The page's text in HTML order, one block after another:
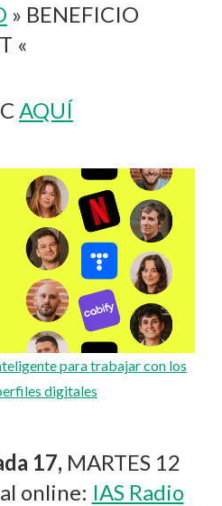
» BENEFICIO
«
AQUÍ
para trabajar con los
digitales
17, MARTES 12
online: IAS Radio